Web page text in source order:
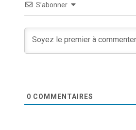
S’abonner
0 COMMENTAIRES